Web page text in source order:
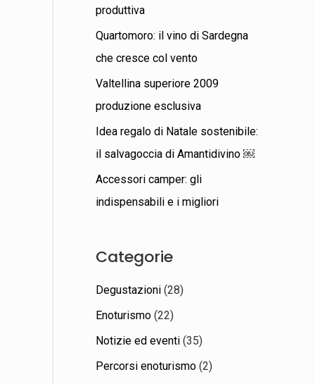
produttiva
Quartomoro: il vino di Sardegna
che cresce col vento
Valtellina superiore 2009
produzione esclusiva
Idea regalo di Natale sostenibile:
il salvagoccia di Amantidivino ￼
Accessori camper: gli
indispensabili e i migliori
Categorie
Degustazioni (28)
Enoturismo (22)
Notizie ed eventi (35)
Percorsi enoturismo (2)